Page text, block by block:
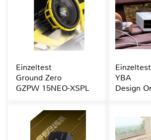
Einzeltest
Ground Zero
GZPW 15NEO-XSPL
Einzeltest
YBA
Design